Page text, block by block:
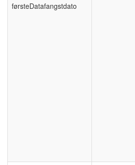
førsteDatafangstdato